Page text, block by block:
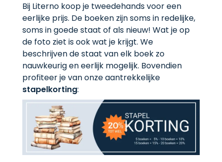
Bij Literno koop je tweedehands voor een
eerlijke prijs. De boeken zijn soms in redelijke,
soms in goede staat of als nieuw! Wat je op
de foto ziet is ook wat je krijgt. We
beschrijven de staat van elk boek zo
nauwkeurig en eerlijk mogelijk. Bovendien
profiteer je van onze aantrekkelijke
stapelkorting: